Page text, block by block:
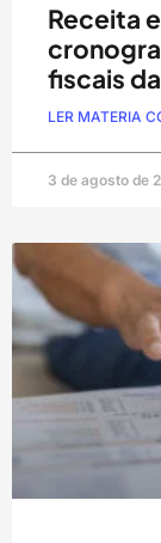
Receita
fiscais
LER MATERIA
3 de agosto de